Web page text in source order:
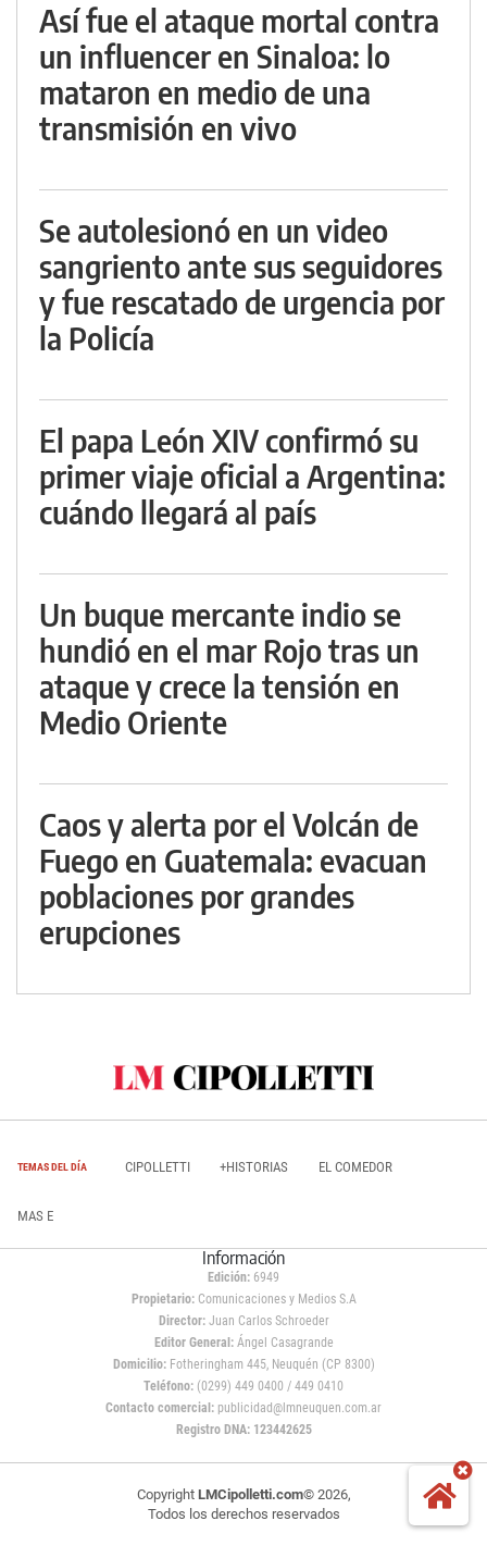
Así fue el ataque mortal contra
un influencer en Sinaloa: lo
mataron en medio de una
transmisión en vivo
Se autolesionó en un video
sangriento ante sus seguidores
y fue rescatado de urgencia por
la Policía
El papa León XIV confirmó su
primer viaje oficial a Argentina:
cuándo llegará al país
Un buque mercante indio se
hundió en el mar Rojo tras un
ataque y crece la tensión en
Medio Oriente
Caos y alerta por el Volcán de
Fuego en Guatemala: evacuan
poblaciones por grandes
erupciones
TEMAS DEL DÍA CIPOLLETTI +HISTORIAS EL COMEDOR
MAS E
Información
Edición: 6949
Propietario:Comunicaciones y Medios S.A
Director: Juan Carlos Schroeder
Editor General:Ángel Casagrande
Domicilio:Fotheringham 445, Neuquén (CP 8300)
Teléfono: (0299) 449 0400 / 449 0410
Contacto comercial: publicidad@lmneuquen.com.ar
Registro DNA: 123442625
Copyright LMCipolletti.com© 2026,
Todos los derechos reservados